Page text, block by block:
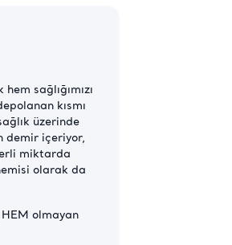
sağlığımızı
kısmı
üzerinde
demir içeriyor,
miktarda
olarak da
olmayan